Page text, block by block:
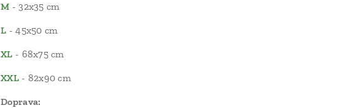
M - 32x35 cm
L - 45x50 cm
XL - 68x75 cm
XXL - 82x90 cm
Doprava: